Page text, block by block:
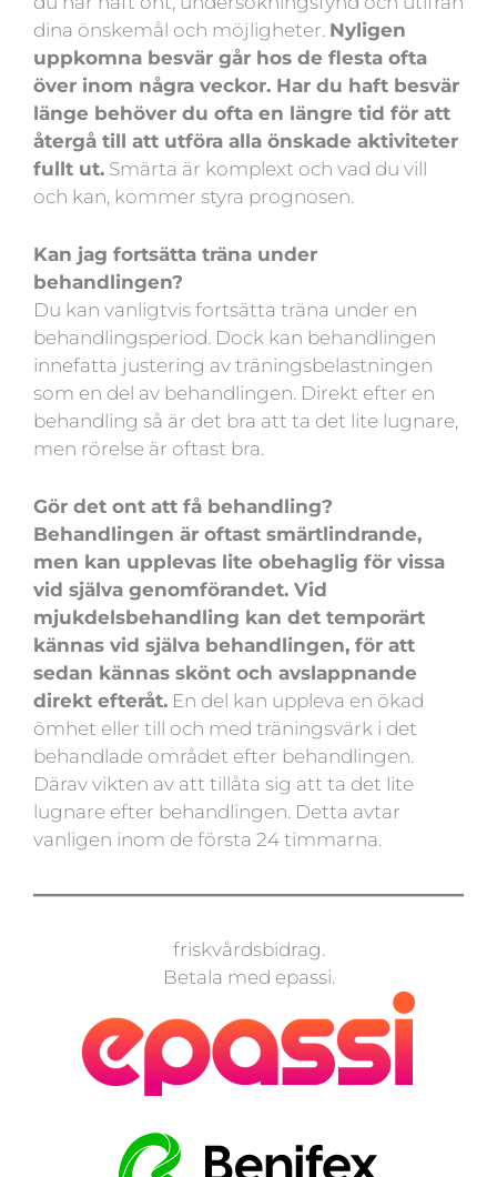
dina önskemål och möjligheter. Nyligen
uppkomna besvär går hos de flesta ofta
över inom några veckor. Har du haft besvär
länge behöver du ofta en längre tid för att
återgå till att utföra alla önskade aktiviteter
fullt ut. Smärta är komplext och vad du vill
och kan, kommer styra prognosen.
Kan jag fortsätta träna under
behandlingen?
Du kan vanligtvis fortsätta träna under en
behandlingsperiod. Dock kan behandlingen
innefatta justering av träningsbelastningen
som en del av behandlingen. Direkt efter en
behandling så är det bra att ta det lite lugnare,
men rörelse är oftast bra.
Gör det ont att få behandling?
Behandlingen är oftast smärtlindrande,
men kan upplevas lite obehaglig för vissa
vid själva genomförandet. Vid
mjukdelsbehandling kan det temporärt
kännas vid själva behandlingen, för att
sedan kännas skönt och avslappnande
direkt efteråt. En del kan uppleva en ökad
ömhet eller till och med träningsvärk i det
behandlade området efter behandlingen.
Därav vikten av att tillåta sig att ta det lite
lugnare efter behandlingen. Detta avtar
vanligen inom de första 24 timmarna.
friskvårdsbidrag.
Betala med epassi.